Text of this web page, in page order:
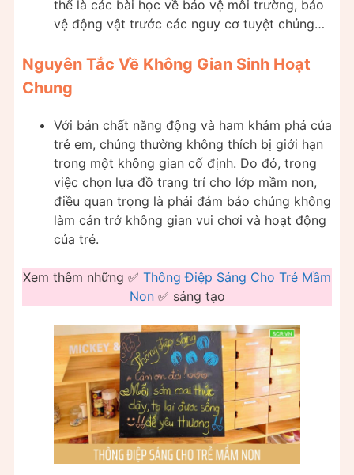
thể là các bài học về bảo vệ môi trường, bảo
vệ động vật trước các nguy cơ tuyệt chủng…
Nguyên Tắc Về Không Gian Sinh Hoạt
Chung
Với bản chất năng động và ham khám phá của
trẻ em, chúng thường không thích bị giới hạn
trong một không gian cố định. Do đó, trong
việc chọn lựa đồ trang trí cho lớp mầm non,
điều quan trọng là phải đảm bảo chúng không
làm cản trở không gian vui chơi và hoạt động
của trẻ.
Xem thêm những ✅ Thông Điệp Sáng Cho Trẻ Mầm
Non✅ sáng tạo